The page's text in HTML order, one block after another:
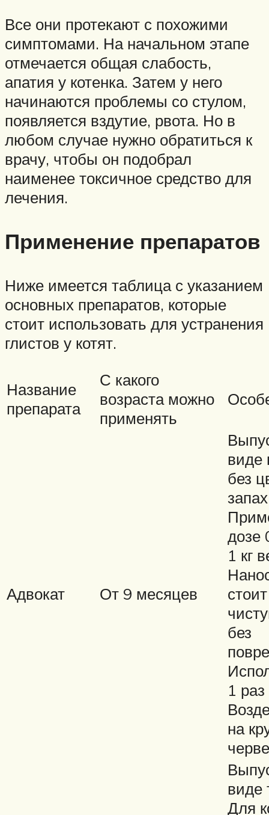
Все они протекают с похожими
симптомами. На начальном этапе
отмечается общая слабость,
апатия у котенка. Затем у него
начинаются проблемы со стулом,
появляется вздутие, рвота. Но в
любом случае нужно обратиться к
врачу, чтобы он подобрал
наименее токсичное средство для
лечения.
Применение препаратов
Ниже имеется таблица с указанием
основных препаратов, которые
стоит использовать для устранения
глистов у котят.
Название
препарата
С какого
возраста можно
применять
Адвокат От 9 месяцев
виде
без
дозе
1 кг
без
1
на
виде
Для